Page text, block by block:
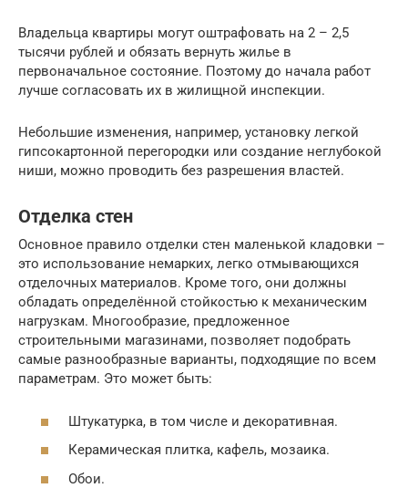
Владельца квартиры могут оштрафовать на 2 – 2,5
тысячи рублей и обязать вернуть жилье в
первоначальное состояние. Поэтому до начала работ
лучше согласовать их в жилищной инспекции.
Небольшие изменения, например, установку легкой
гипсокартонной перегородки или создание неглубокой
ниши, можно проводить без разрешения властей.
Отделка стен
Основное правило отделки стен маленькой кладовки –
это использование немарких, легко отмывающихся
отделочных материалов. Кроме того, они должны
обладать определённой стойкостью к механическим
нагрузкам. Многообразие, предложенное
строительными магазинами, позволяет подобрать
самые разнообразные варианты, подходящие по всем
параметрам. Это может быть:
Штукатурка, в том числе и декоративная.
Керамическая плитка, кафель, мозаика.
Обои.